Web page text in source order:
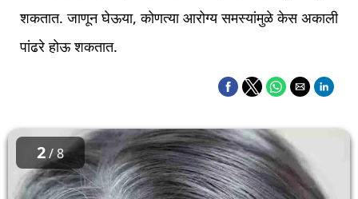
शकतात. जाणून घेऊया, कोणत्या आरोग्य समस्यांमुळे केस अकाली
पांढरे होऊ शकतात.
2/ 8